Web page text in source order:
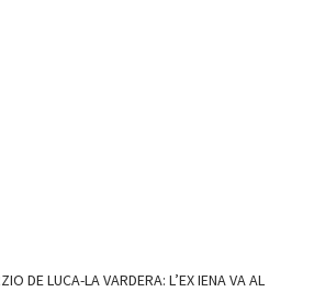
DE LUCA-LA VARDERA: L’EX IENA VA AL